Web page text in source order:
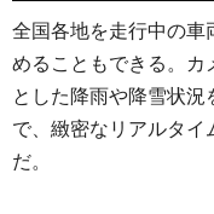
全国各地を走行中の車
めることもできる。カ
とした降雨や降雪状況
で、緻密なリアルタ
だ。